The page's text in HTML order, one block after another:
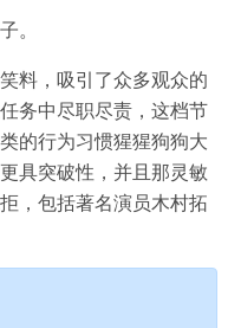
。
料，吸引了众多观众的
务中尽职尽责，这档节
的行为习惯猩猩狗狗大
具突破性，并且那灵敏
，包括著名演员木村拓